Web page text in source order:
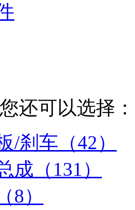
您还可以选择：
/刹车（42）
成（131）
8）